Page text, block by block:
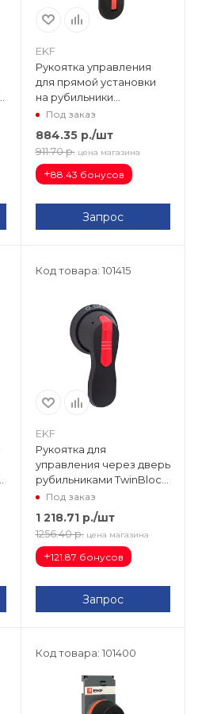
EKF
Рукоятка управления
для прямой установки
на рубильники
реверсивные (I-0-II)
TwinBlock 630-800А EKF
P tb-630-800-fh-rev
Под заказ
884.35р./шт
911.70 р. цена магазина
+88.43 бонусов
Запрос
Код товара: 101415
EKF
Рукоятка для
управления через дверь
рубильниками TwinBlock
160-250А EKF PROxima
tb-160-250-dh
Под заказ
1 218.71р./шт
1256.40 р. цена магазина
+121.87 бонусов
Запрос
Код товара: 101400